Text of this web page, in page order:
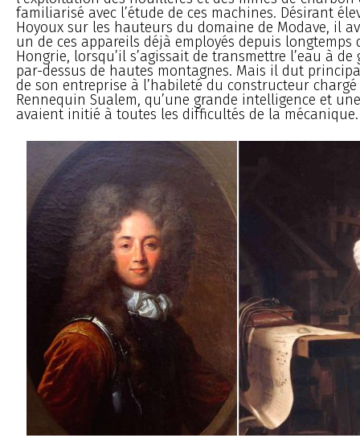
familiarisé avec l’étude de ces machines. Désirant
Hoyoux sur les hauteurs du domaine de Modave, il
un de ces appareils déjà employés depuis longtemps
Hongrie, lorsqu’il s’agissait de transmettre l’eau à de
par-dessus de hautes montagnes. Mais il dut
de son entreprise à l’habileté du constructeur
Rennequin Sualem, qu’une grande intelligence et
avaient initié à toutes les difficultés de la mécanique.